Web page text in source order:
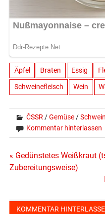
Äpfel Braten Essig
Schweinefleisch Wein
ČSSR /Gemüse /
Kommentar hinterlassen
« Gedünstetes Weißkraut
Zubereitungsweise)
KOMMENTAR